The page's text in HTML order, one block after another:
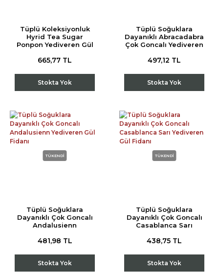
Tüplü Koleksiyonluk
Hyrid Tea Sugar
Ponpon Yediveren Gül
665,77 TL
Stokta Yok
Tüplü Soğuklara
Dayanıklı Abracadabra
Çok Goncalı Yediveren
497,12 TL
Stokta Yok
TÜKENDİ
Tüplü Soğuklara
Dayanıklı Çok Goncalı
Andalusienn
481,98 TL
Stokta Yok
TÜKENDİ
Tüplü Soğuklara
Dayanıklı Çok Goncalı
Casablanca Sarı
438,75 TL
Stokta Yok